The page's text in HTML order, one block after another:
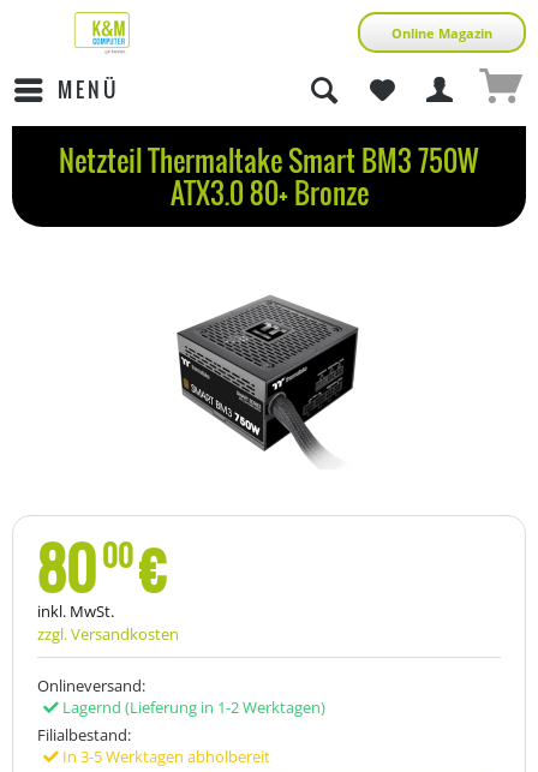
Online Magazin
MENÜ
Netzteil Thermaltake Smart BM3 750W
ATX3.0 80+ Bronze
8000€
inkl. MwSt.
zzgl. Versandkosten
Onlineversand:
Lagernd (Lieferung in 1-2 Werktagen)
Filialbestand:
In 3-5 Werktagen abholbereit